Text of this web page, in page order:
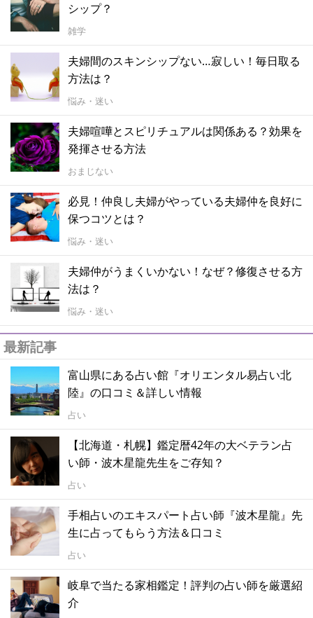
シップ？
雑学
夫婦間のスキンシップない…寂しい！毎日取る
方法は？
悩み・迷い
夫婦喧嘩とスピリチュアルは関係ある？効果を
発揮させる方法
おまじない
必見！仲良し夫婦がやっている夫婦仲を良好に
保つコツとは？
悩み・迷い
夫婦仲がうまくいかない！なぜ？修復させる方
法は？
悩み・迷い
最新記事
富山県にある占い館『オリエンタル易占い北
陸』の口コミ＆詳しい情報
占い
【北海道・札幌】鑑定暦42年の大ベテラン占
い師・波木星龍先生をご存知？
占い
手相占いのエキスパート占い師『波木星龍』先
生に占ってもらう方法＆口コミ
占い
岐阜で当たる家相鑑定！評判の占い師を厳選紹
介